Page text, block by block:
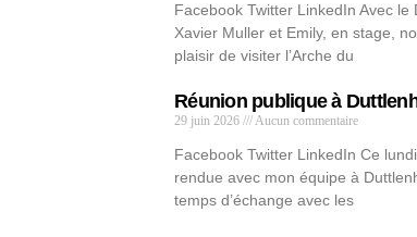
Facebook Twitter LinkedIn Avec le
Xavier Muller et Emily, en stage,
plaisir de visiter l’Arche du
Réunion publique à
29 juin 2026 Aucun commentaire
Facebook Twitter LinkedIn Ce
rendue avec mon équipe à
temps d’échange avec les